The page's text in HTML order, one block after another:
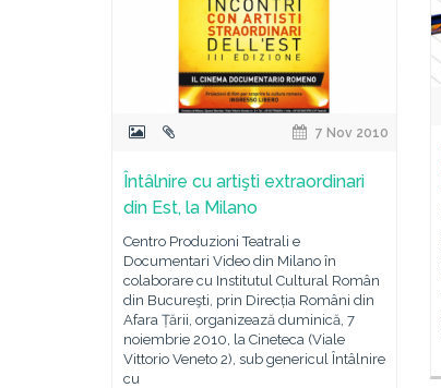
7 Nov 2010
Întâlnire cu artişti extraordinari
din Est, la Milano
Centro Produzioni Teatrali e
Documentari Video din Milano în
colaborare cu Institutul Cultural Român
din Bucureşti, prin Direcția Români din
Afara Țării, organizează duminică, 7
noiembrie 2010, la Cineteca (Viale
Vittorio Veneto 2), sub genericul Întâlnire
cu